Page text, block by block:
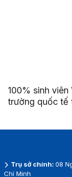
100% sinh
trường quốc tế
Trụ sở chính: 08
Chí Minh